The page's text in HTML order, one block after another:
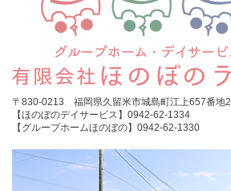
〒830-0213 福岡県久留米市城島町江上657番地2
【ほのぼのデイサービス】0942-62-1334
【グループホームほのぼの】0942-62-1330